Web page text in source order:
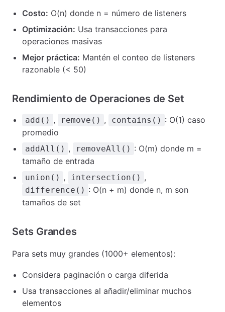
Costo: O(n) donde n = número de listeners
Optimización: Usa transacciones para
operaciones masivas
Mejor práctica: Mantén el conteo de listeners
razonable (< 50)
Rendimiento de Operaciones de Set
add() , remove() , contains() : O(1) caso
promedio
addAll() , removeAll() : O(m) donde m =
tamaño de entrada
union() , intersection() ,
difference() : O(n + m) donde n, m son
tamaños de set
Sets Grandes
Para sets muy grandes (1000+ elementos):
Considera paginación o carga diferida
Usa transacciones al añadir/eliminar muchos
elementos